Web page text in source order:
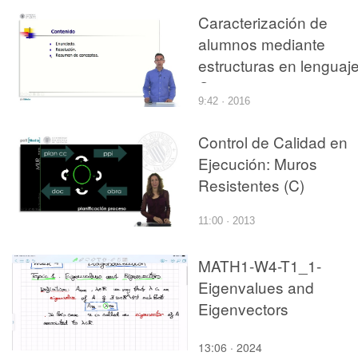
Caracterización de
alumnos mediante
estructuras en
C
9:42 · 2016
Control de Calidad en
Ejecución: Muros
Resistentes (C)
11:00 · 2013
MATH1-W4-T1_1-
Eigenvalues and
Eigenvectors
13:06 · 2024